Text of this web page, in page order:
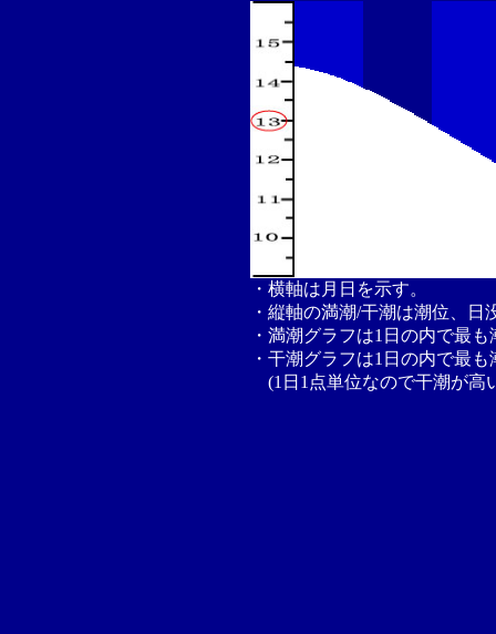
・横軸は月日を示す。
・縦軸の満潮/干潮は潮位、
・満潮グラフは1日の内で最
・干潮グラフは1日の内で最
(1日1点単位なので干潮が高